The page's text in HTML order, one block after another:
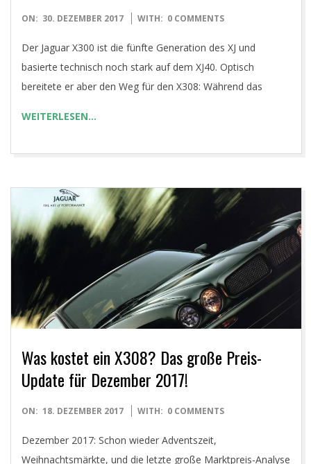
2017-
30
ON: 30. DEZEMBER 2017 WITH: 0 COMMENTS
Der Jaguar X300 ist die fünfte Generation des XJ und
basierte technisch noch stark auf dem XJ40. Optisch
bereitete er aber den Weg für den X308: Während das
WEITERLESEN…
Was kostet ein X308? Das große Preis-
Update für Dezember 2017!
2017-
ON: 18. DEZEMBER 2017 WITH: 0 COMMENTS
Dezember 2017: Schon wieder Adventszeit,
Weihnachtsmärkte, und die letzte große Marktpreis-Analyse